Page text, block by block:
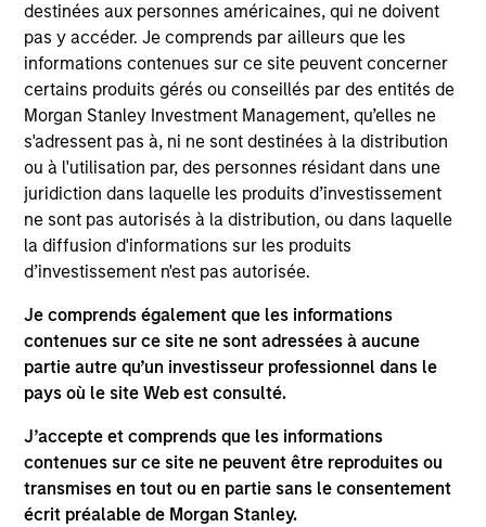
destinées aux personnes américaines, qui ne doivent
pas y accéder. Je comprends par ailleurs que les
informations contenues sur ce site peuvent concerner
certains produits gérés ou conseillés par des entités de
Morgan Stanley Investment Management, qu’elles ne
s'adressent pas à, ni ne sont destinées à la distribution
ou à l'utilisation par, des personnes résidant dans une
juridiction dans laquelle les produits d’investissement
ne sont pas autorisés à la distribution, ou dans laquelle
la diffusion d'informations sur les produits
d’investissement n'est pas autorisée.
Je comprends également que les informations
contenues sur ce site ne sont adressées à aucune
partie autre qu’un investisseur professionnel dans le
pays où le site Web est consulté.
J’accepte et comprends que les informations
contenues sur ce site ne peuvent être reproduites ou
transmises en tout ou en partie sans le consentement
écrit préalable de Morgan Stanley.
Objectif d’Investissement
Obtenir des revenus et la croissance à long terme
de votre investissement.
Approche d’investissement
L’objectif d’investissement consiste à générer un
taux de rendement attrayant, exprimé en euros, en
investissant partout dans le monde,
principalement dans des titres obligataires de
notation inférieure ou non notés émis par des
gouvernements, des agences et des entreprises et
offrant un rendement supérieur à celui
généralement proposé par les titres de créances
des quatre catégories de notation les plus élevées
de S&P ou de Moody's, libellés dans des devises